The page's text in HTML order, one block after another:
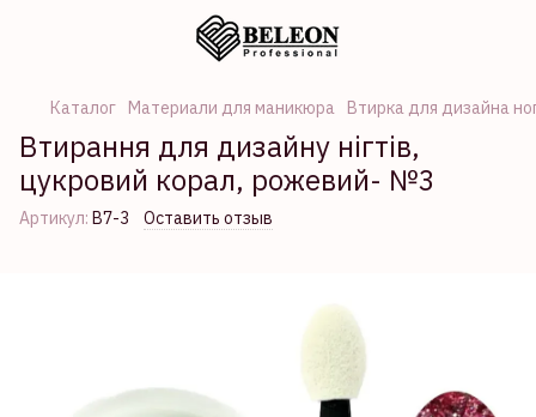
Каталог Материали для маникюра Втирка для дизайна
Втирання для дизайну нігтів,
цукровий корал, рожевий- №3
Артикул: B7-3 Оставить отзыв